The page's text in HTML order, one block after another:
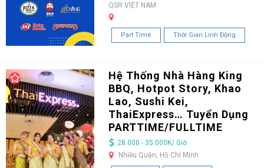
QSR VIỆT NAM
Part Time Thời Gian Linh Động
Hệ Thống Nhà Hàng King
BBQ, Hotpot Story, Khao
Lao, Sushi Kei,
ThaiExpress… Tuyển Dụng
PARTTIME/FULLTIME
28.000 - 35.000K/ Giờ
Nhiều Quận, Hồ Chí Minh